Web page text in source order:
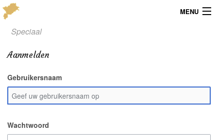
MENU
Menu
Publicaties
Dialect
Locaties
Kaarten
Speciaal
Aanmelden
Gebruikersnaam
Wachtwoord